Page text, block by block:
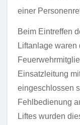
einer
Beim Eintreffen
Liftanlage
Einsatzleitung
eingeschlossen
Fehlbedienung
Liftes wurden